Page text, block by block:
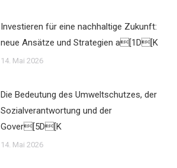
Investieren für eine nachhaltige Zukunft:
neue Ansätze und Strategien a[1D[K
14. Mai 2026
Die Bedeutung des Umweltschutzes, der
Sozialverantwortung und der
Gover[5D[K
14. Mai 2026